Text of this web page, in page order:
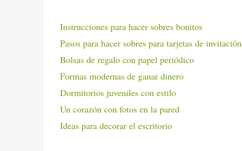
Instrucciones para hacer sobres bonitos
Pasos para hacer sobres para tarjetas de invitación
Bolsas de regalo con papel periódico
Formas modernas de ganar dinero
Dormitorios juveniles con estilo
Un corazón con fotos en la pared
Ideas para decorar el escritorio